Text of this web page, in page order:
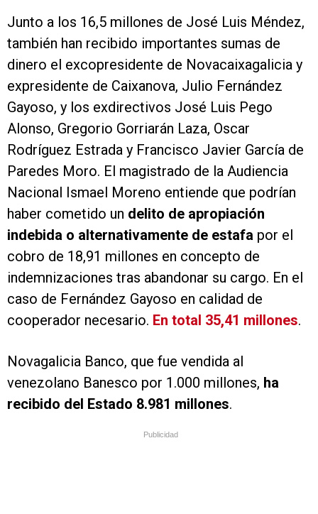
Junto a los 16,5 millones de José Luis Méndez,
también han recibido importantes sumas de
dinero el excopresidente de Novacaixagalicia y
expresidente de Caixanova, Julio Fernández
Gayoso, y los exdirectivos José Luis Pego
Alonso, Gregorio Gorriarán Laza, Oscar
Rodríguez Estrada y Francisco Javier García de
Paredes Moro. El magistrado de la Audiencia
Nacional Ismael Moreno entiende que podrían
haber cometido un delito de apropiación
indebida o alternativamente de estafa por el
cobro de 18,91 millones en concepto de
indemnizaciones tras abandonar su cargo. En el
caso de Fernández Gayoso en calidad de
cooperador necesario. En total 35,41 millones.
Novagalicia Banco, que fue vendida al
venezolano Banesco por 1.000 millones, ha
recibido del Estado 8.981 millones.
Publicidad